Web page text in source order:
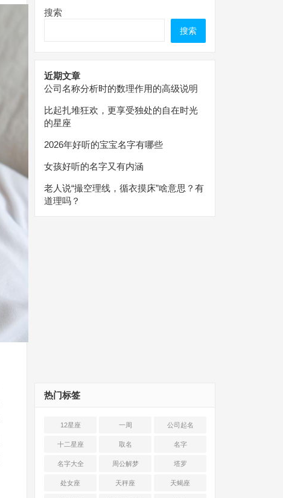
搜索
搜索
近期文章
公司名称分析时的数理作用的高级说明
比起扎堆狂欢，更享受独处的自在时光
的星座
2026年好听的宝宝名字有哪些
女孩好听的名字又有内涵
老人说“撮空理线，循衣摸床”啥意思？有
道理吗？
热门标签
12星座 一周 公司起名
十二星座 取名 名字
名字大全 周公解梦 塔罗
处女座 天秤座 天蝎座